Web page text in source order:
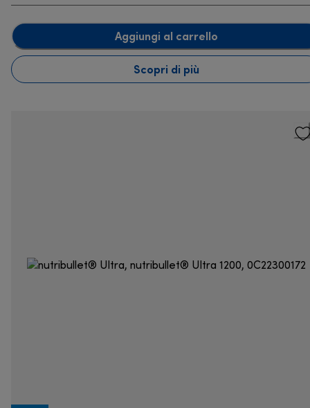
Aggiungi al carrello
Scopri di più